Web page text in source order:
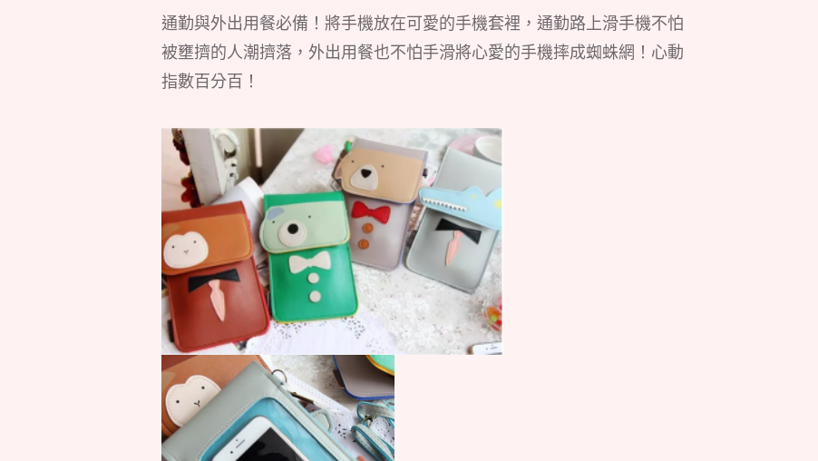
通勤與外出用餐必備！將手機放在可愛的手機套裡，通勤路上滑手機不怕
被壅擠的人潮擠落，外出用餐也不怕手滑將心愛的手機摔成蜘蛛網！心動
指數百分百！